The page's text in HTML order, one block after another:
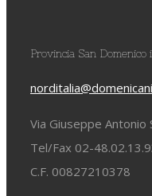
Provincia San Domenico
Via Giuseppe Antonio
Tel/Fax 02-
C.F. 00827210378